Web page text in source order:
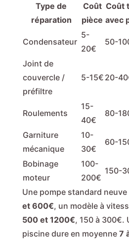
Type de
réparation
Coût
pièce
Coût
avec
Condensateur
5-
20€
50-
Joint de
couvercle /
préfiltre
5-15€ 20-
Roulements
15-
40€
80-
Garniture
mécanique
10-
30€
60-
Bobinage
moteur
100-
200€
150-
Une pompe standard
et 600€, un modèle à
500 et 1200€, 150 à 300€.
piscine dure en moyenne 7